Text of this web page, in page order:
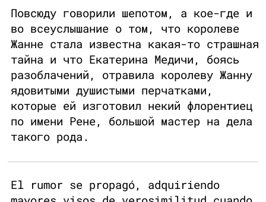
Повсюду говорили шепотом, а кое-где и
во всеуслышание о том, что королеве
Жанне стала известна какая-то страшная
тайна и что Екатерина Медичи, боясь
разоблачений, отравила королеву Жанну
ядовитыми душистыми перчатками,
которые ей изготовил некий флорентиец
по имени Рене, большой мастер на дела
такого рода.
El rumor se propagó, adquiriendo